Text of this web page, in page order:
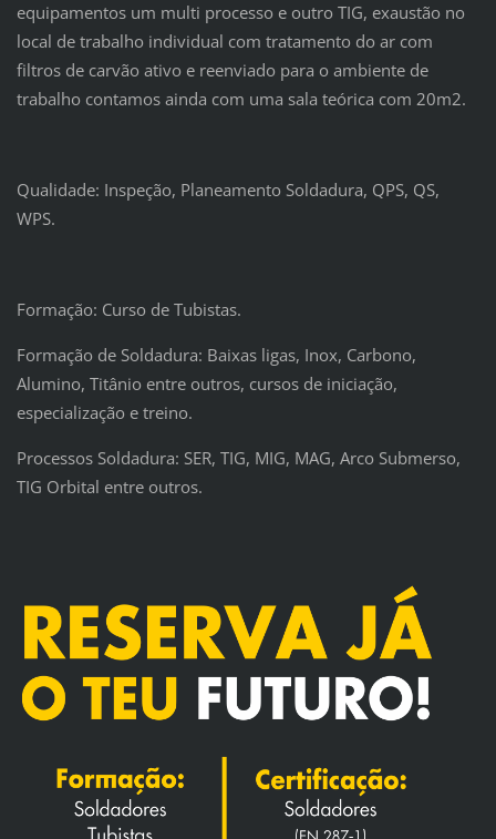
equipamentos um multi processo e outro TIG, exaustão no
local de trabalho individual com tratamento do ar com
filtros de carvão ativo e reenviado para o ambiente de
trabalho contamos ainda com uma sala teórica com 20m2.
Qualidade: Inspeção, Planeamento Soldadura, QPS, QS,
WPS.
Formação: Curso de Tubistas.
Formação de Soldadura: Baixas ligas, Inox, Carbono,
Alumino, Titânio entre outros, cursos de iniciação,
especialização e treino.
Processos Soldadura: SER, TIG, MIG, MAG, Arco Submerso,
TIG Orbital entre outros.